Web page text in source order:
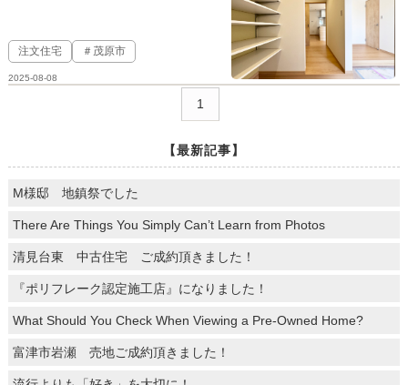
注文住宅 ＃茂原市
2025-08-08
1
【最新記事】
M様邸 地鎮祭でした
There Are Things You Simply Can’t Learn from Photos
清見台東 中古住宅 ご成約頂きました！
『ポリフレーク認定施工店』になりました！
What Should You Check When Viewing a Pre-Owned Home?
富津市岩瀬 売地ご成約頂きました！